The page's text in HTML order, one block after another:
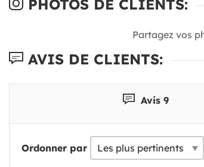
PHOTOS DE CLIENTS:
Partagez vos
AVIS DE CLIENTS:
Avis 9
Ordonner par